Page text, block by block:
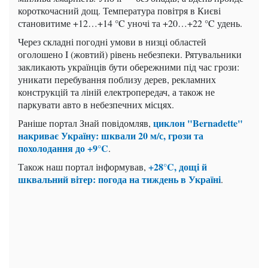
короткочасний дощ. Температура повітря в Києві
становитиме +12…+14 °C уночі та +20…+22 °C удень.
Через складні погодні умови в низці областей
оголошено I (жовтий) рівень небезпеки. Рятувальники
закликають українців бути обережними під час грози:
уникати перебування поблизу дерев, рекламних
конструкцій та ліній електропередач, а також не
паркувати авто в небезпечних місцях.
Раніше портал Знай повідомляв, циклон "Bernadette"
накриває Україну: шквали 20 м/с, грози та
похолодання до +9°C.
Також наш портал інформував, +28°C, дощі й
шквальний вітер: погода на тиждень в Україні.